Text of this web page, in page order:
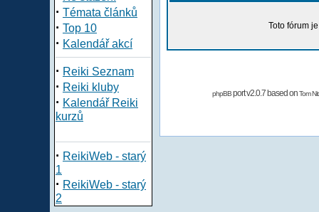
· Témata článků
· Top 10
· Kalendář akcí
· Reiki Seznam
· Reiki kluby
· Kalendář Reiki
kurzů
· ReikiWeb - starý
1
· ReikiWeb - starý
2
Toto fórum
phpBBport v2.0.7 based onTom